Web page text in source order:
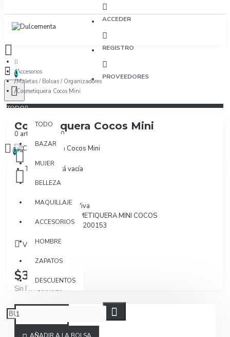
ACCEDER
REGISTRO
PROVEEDORES
0
TODO
TODO
BAZAR
MUJER
BELLEZA
MAQUILLAJE
ACCESORIOS
HOMBRE
ZAPATOS
DESCUENTOS
0 artículo(s) - $0
0
Tu bolsa está vacía
Accesorios
Maletas / Bolsas / Organizadores
Cosmetiquera Cocos Mini
Cosmetiquera Cocos Mini
Marca:Casa Viva
COSMETIQUERA MINI COCOS
SKU:4362611200153
Visto: 128
$39.900
Sin IVA $33.529